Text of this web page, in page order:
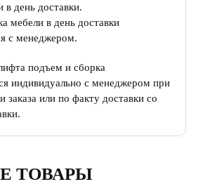
в день доставки.
мебели в день доставки
с менеджером.
подъем и сборка
индивидуально с менеджером при
заказа или по факту доставки со
ТОВАРЫ